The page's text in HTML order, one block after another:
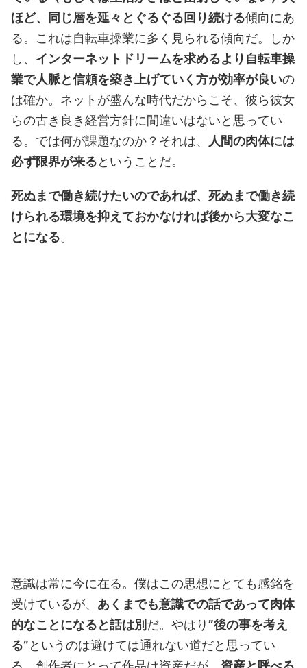
ほど、同じ層を延々とぐるぐる回り続ける傾向にあ
る。これは自転車操業に多く見られる傾向だ。しか
し、 インターネットドリームを求めるより自転車操
業で人脈と信頼を築き上げていく方が効率が良いの
は確か。ネットが盛んな時代だからこそ、彼ら彼女
らの古き良き経営方針に間違いはないと思ってい
る。では何が課題なのか？それは、
人間の肉体には
必ず限界が来るということだ。
死ぬまで働き続けたいのであれば、死ぬまで働き続
けられる環境を抑えておかなければ後から大変なこ
とになる。
意識は常に今に在る。僕はこの思想にとても感銘を
受けているが、 あくまでも意識での話であって肉体
的なことになると話は別 だ。やはり”後の事を考え
る”というのは避けては通れない道だと思ってい